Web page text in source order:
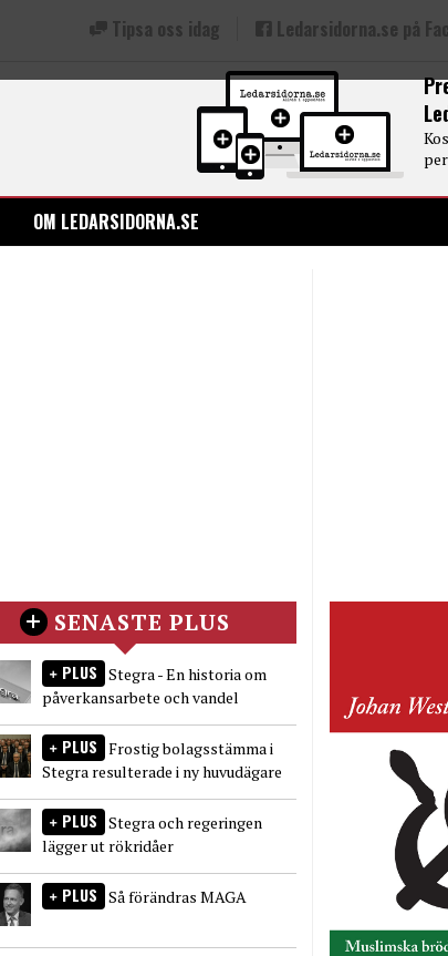
Tipsa oss idag Ledarsidorna.se på
OM LEDARSIDORNA.SE
SENASTE PLUS
PLUS Stegra - En historia om
påverkansarbete och vandel
PLUS Frostig bolagsstämma i
Stegra resulterade i ny huvudägare
PLUS Stegra och regeringen
lägger ut rökridåer
PLUS Så förändras MAGA